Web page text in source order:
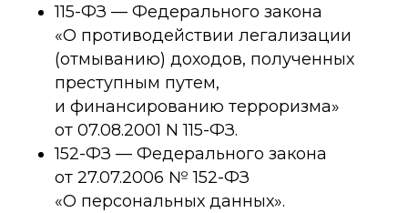
115-ФЗ — Федерального закона
«О противодействии легализации
(отмыванию) доходов, полученных
преступным путем,
и финансированию терроризма»
от 07.08.2001 N 115-ФЗ.
152-ФЗ — Федерального закона
от 27.07.2006 № 152-ФЗ
«О персональных данных».